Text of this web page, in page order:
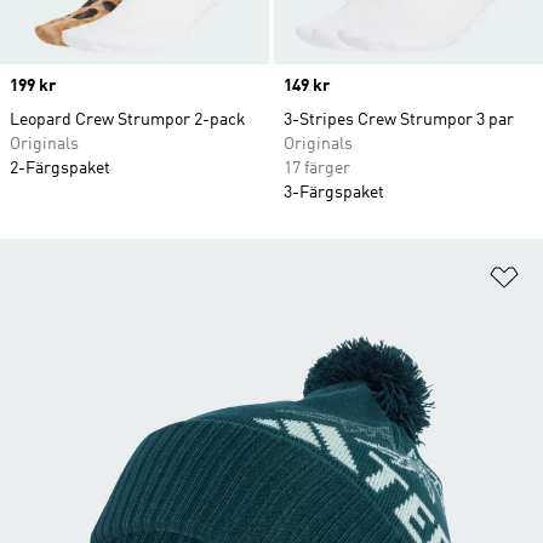
Price
199 kr
Leopard Crew Strumpor 2-pack
Originals
2-Färgspaket
Price
149 kr
3-Stripes Crew Strumpor 3 par
Originals
17 färger
3-Färgspaket